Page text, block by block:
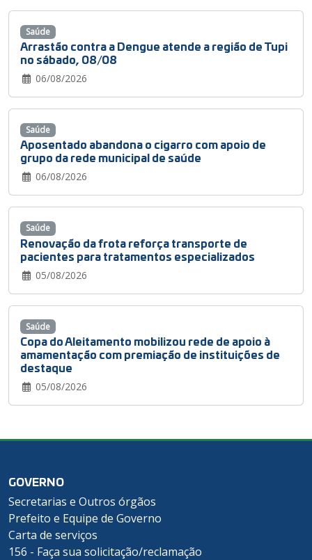
Arrastão contra a Dengue atende a região de Tupi
no sábado, 08/08
06/08/2026
Saúde
Aposentado abandona o cigarro com apoio de
grupo da rede municipal de saúde
06/08/2026
Saúde
Renovação da frota reforça transporte de
pacientes para tratamentos especializados
05/08/2026
Saúde
Copa do Aleitamento mobilizou rede de apoio à
amamentação com premiação de instituições de
destaque
05/08/2026
Saúde
GOVERNO
Secretarias e Outros órgãos
Prefeito e Equipe de Governo
Carta de serviços
156 - Faça sua solicitação/reclamação